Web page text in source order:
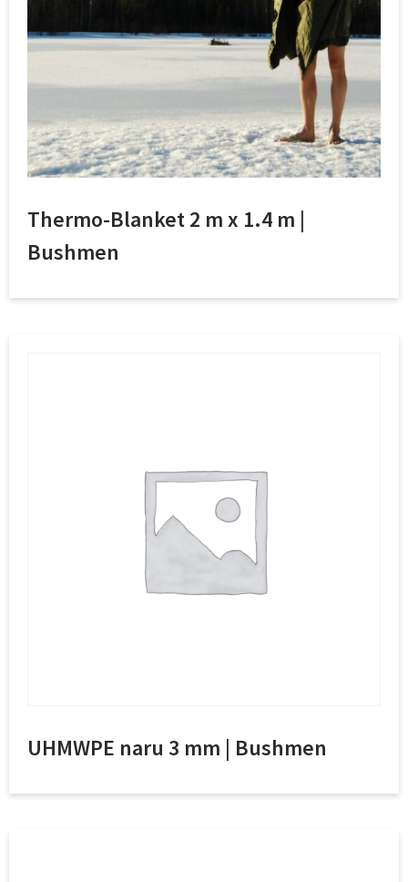
Thermo-Blanket 2 m x 1.4 m |
Bushmen
UHMWPE naru 3 mm | Bushmen